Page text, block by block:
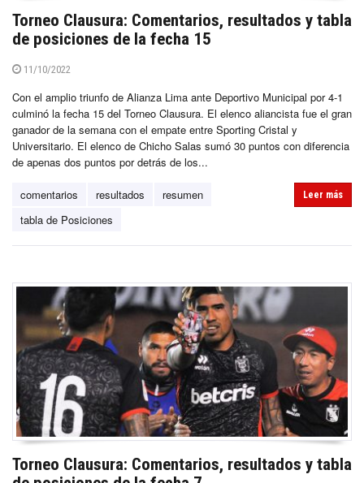
Torneo Clausura: Comentarios, resultados y tabla
de posiciones de la fecha 15
11/10/2022
Con el amplio triunfo de Alianza Lima ante Deportivo Municipal por 4-1
culminó la fecha 15 del Torneo Clausura. El elenco aliancista fue el gran
ganador de la semana con el empate entre Sporting Cristal y
Universitario. El elenco de Chicho Salas sumó 30 puntos con diferencia
de apenas dos puntos por detrás de los...
comentarios resultados
resumen
tabla de Posiciones
Leer más
Torneo Clausura: Comentarios, resultados y tabla